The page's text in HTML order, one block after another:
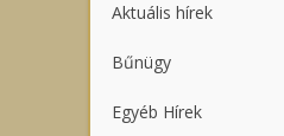
Aktuális hírek
Bűnügy
Egyéb Hírek